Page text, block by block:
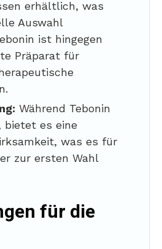
erhältlich, was
Auswahl
ist hingegen
Präparat für
Während Tebonin
es eine
was es für
zur ersten Wahl
für die